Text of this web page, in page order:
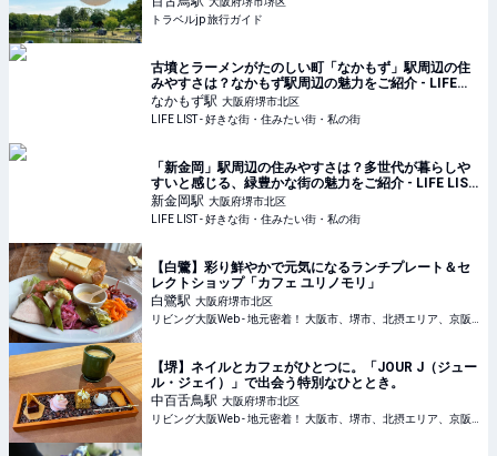
トラベルjp 旅行ガイド
古墳とラーメンがたのしい町「なかもず」駅周辺の住
みやすさは？なかもず駅周辺の魅力をご紹介 - LIFE
LIST - 好きな街・住みたい街・私の街
なかもず駅 大阪府堺市北区
LIFE LIST - 好きな街・住みたい街・私の街
「新金岡」駅周辺の住みやすさは？多世代が暮らしや
すいと感じる、緑豊かな街の魅力をご紹介 - LIFE LIST
- 好きな街・住みたい街・私の街
新金岡駅 大阪府堺市北区
LIFE LIST - 好きな街・住みたい街・私の街
【白鷺】彩り鮮やかで元気になるランチプレート＆セ
レクトショップ「カフェ ユリノモリ」
白鷺駅 大阪府堺市北区
【堺】ネイルとカフェがひとつに。「JOUR J（ジュー
ル・ジェイ）」で出会う特別なひととき。
中百舌鳥駅 大阪府堺市北区